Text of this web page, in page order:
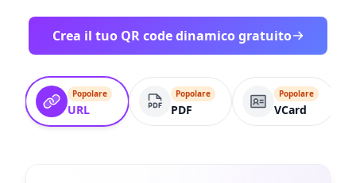
Crea il tuo QR code dinamico gratuito
Popolare
URL
Popolare
PDF
Popolare
VCard